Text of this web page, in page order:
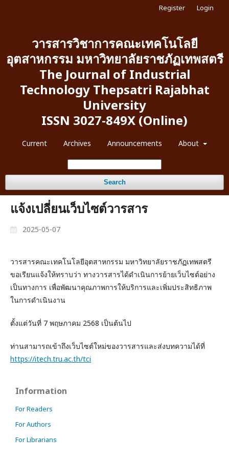
วารสารวิชาการคณะเทคโนโลยี
อุตสาหกรรม มหาวิทยาลัยราชภัฏเทพสตรี
The Journal of Industrial
Technology Thepsatri Rajabhat
University
ISSN 3027-849X (Online)
Current Archives Announcements About
Search
Register Login
แจ้งเปลี่ยนเว็บไซต์วารสาร
2025-05-07
วารสารคณะเทคโนโลยีอุตสาหกรรม มหาวิทยาลัยราชภัฏเทพสตรี
ขอเรียนแจ้งให้ทราบว่า ทางวารสารได้ดำเนินการย้ายเว็บไซต์อย่าง
เป็นทางการ เพื่อพัฒนาคุณภาพการให้บริการและเพิ่มประสิทธิภาพ
ในการดำเนินงาน
ตั้งแต่วันที่ 7 พฤษภาคม 2568 เป็นต้นไป
ท่านสามารถเข้าถึงเว็บไซต์ใหม่ของวารสารและส่งบทความได้ที่
https://itech.tru.ac.th/tci
Information
For Readers
For Authors
For Librarians